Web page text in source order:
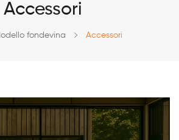
Accessori
fondevina Accessori